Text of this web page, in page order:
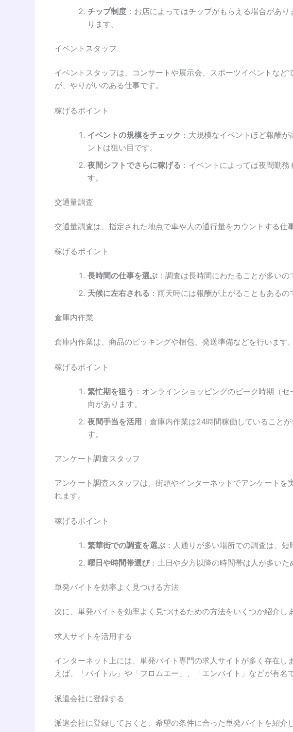
チップ制度 ：お店によってはチップがもらえる場合があ
ります。
イベントスタッフ
イベントスタッフは、コンサートや展示会、スポーツイベントな
が、やりがいのある仕事です。
稼げるポイント
イベントの規模をチェック ：大規模なイベントほど報酬
ントは狙い目です。
夜間シフトでさらに稼げる ：イベントによっては夜間勤
す。
交通量調査
交通量調査は、指定された地点で車や人の通行量をカウントする仕
稼げるポイント
長時間の仕事を選ぶ ：調査は長時間にわたることが多い
天候に左右される ：雨天時には報酬が上がることもある
倉庫内作業
倉庫内作業は、商品のピッキングや梱包、発送準備などを行います
稼げるポイント
繁忙期を狙う ：オンラインショッピングのピーク時期（
向があります。
夜間手当を活用 ：倉庫内作業は24時間稼働していること
す。
アンケート調査スタッフ
アンケート調査スタッフは、街頭やインターネットでアンケート
れます。
稼げるポイント
繁華街での調査を選ぶ ：人通りが多い場所での調査は、
曜日や時間帯選び：土日や夕方以降の時間帯は人が多いた
単発バイトを効率よく見つける方法
次に、単発バイトを効率よく見つけるための方法をいくつか紹介しま
求人サイトを活用する
インターネット上には、単発バイト専門の求人サイトが多く存在
えば、「バイトル」や「フロムエー」、「エンバイト」などが有名で
派遣会社に登録する
派遣会社に登録しておくと、希望の条件に合った単発バイトを紹介